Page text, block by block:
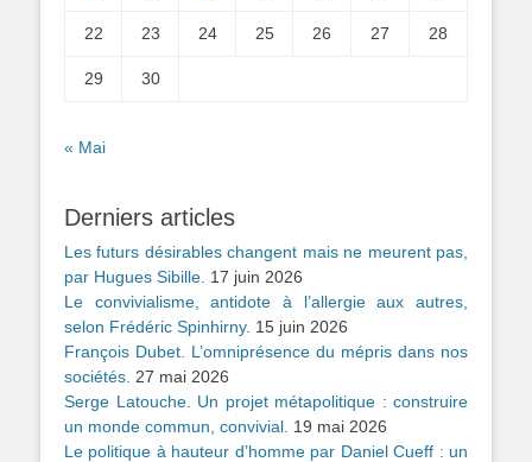
22 23 24 25 26 27 28
29 30
« Mai
Derniers articles
Les futurs désirables changent mais ne meurent pas,
par Hugues Sibille. 17 juin 2026
Le convivialisme, antidote à l’allergie aux autres,
selon Frédéric Spinhirny. 15 juin 2026
François Dubet. L’omniprésence du mépris dans nos
sociétés. 27 mai 2026
Serge Latouche. Un projet métapolitique : construire
un monde commun, convivial. 19 mai 2026
Le politique à hauteur d’homme par Daniel Cueff : un